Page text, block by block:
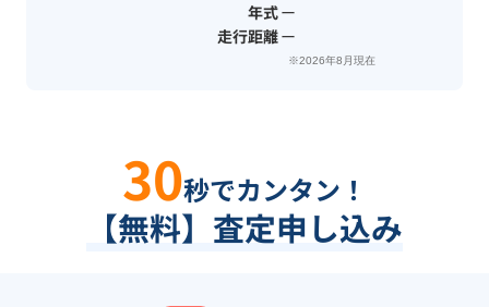
年式ー
走行距離ー
※2026年8月現在
30秒でカンタン！
【無料】査定申し込み